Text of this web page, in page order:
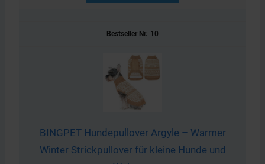
10
BINGPET Hundepullover Argyle – Warmer
Winter Strickpullover für kleine Hunde und